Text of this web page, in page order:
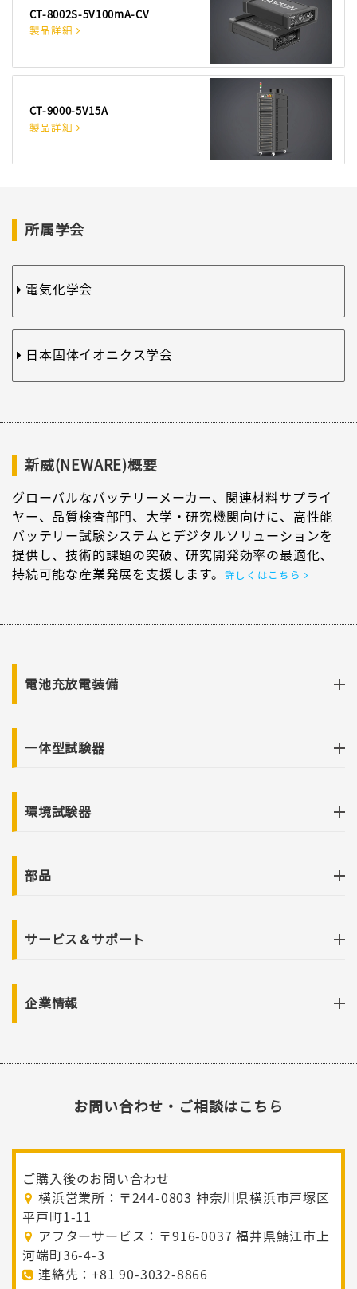
CT-8002S-5V100mA-CV
製品詳細
CT-9000-5V15A
製品詳細
所属学会
電気化学会
日本固体イオニクス学会
新威(NEWARE)概要
グローバルなバッテリーメーカー、関連材料サプライ
ヤー、品質検査部門、大学・研究機関向けに、高性能
バッテリー試験システムとデジタルソリューションを
提供し、技術的課題の突破、研究開発効率の最適化、
持続可能な産業発展を支援します。
詳しくはこちら
電池充放電装備
一体型試験器
環境試験器
部品
サービス＆サポート
企業情報
お問い合わせ・ご相談はこちら
ご購入後のお問い合わせ
横浜営業所：〒244-0803 神奈川県横浜市戸塚区
平戸町1-11
アフターサービス：〒916-0037 福井県鯖江市上
河端町36-4-3
連絡先：+81 90-3032-8866